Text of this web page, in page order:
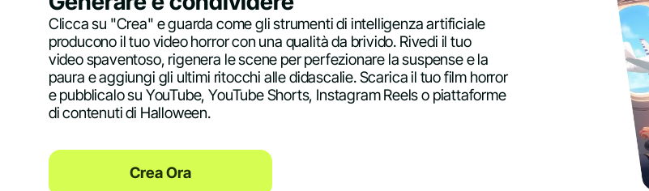
Clicca su "Crea" e guarda come gli strumenti di intelligenza artificiale
producono il tuo video horror con una qualità da brivido. Rivedi il tuo
video spaventoso, rigenera le scene per perfezionare la suspense e la
paura e aggiungi gli ultimi ritocchi alle didascalie. Scarica il tuo film horror
e pubblicalo su YouTube, YouTube Shorts, Instagram Reels o piattaforme
di contenuti di Halloween.
Crea Ora